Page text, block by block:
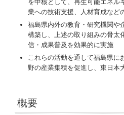
を中核として、再生可能エネル
業への技術支援、人材育成など
福島県内外の教育・研究機関や
構築し、上述の取り組みの骨太
信・成果普及を効果的に実施
これらの活動を通して福島県に
野の産業集積を促進し、東日本
概要